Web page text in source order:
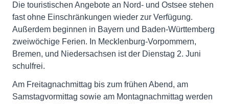
Die touristischen Angebote an Nord- und Ostsee stehen
fast ohne Einschränkungen wieder zur Verfügung.
Außerdem beginnen in Bayern und Baden-Württemberg
zweiwöchige Ferien. In Mecklenburg-Vorpommern,
Bremen, und Niedersachsen ist der Dienstag 2. Juni
schulfrei.
Am Freitagnachmittag bis zum frühen Abend, am
Samstagvormittag sowie am Montagnachmittag werden